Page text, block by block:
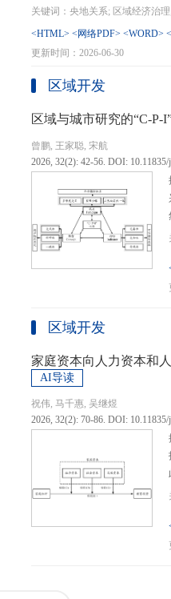
制，引导区域竞争策略转变，包
生”转向“基本公共服务均等化”
提升区域经济治理效率。另一
域竞争激励的同时，降低区域合
等跨区域合作模式，实现国家治
的背景下，区域经济治理面临新
宜发展新质生产力、构建全国统
化探索，进一步丰富和完善中
理支撑。
<HTML> <网络PDF> <WORD>
更新时间：2026-06-30
区域开发
区域与城市研究的“C-P-
曾鹏, 王家聪, 宋航
2026, 32(2): 42-56. DOI:
区域开发
家庭资本向人力资本和
AI导读
祝伟, 马千惠, 吴继煜
2026, 32(2): 70-86. DOI: